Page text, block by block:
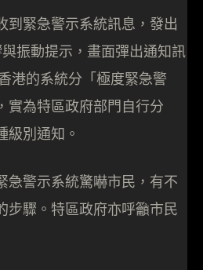
到緊急警示系統訊息，發出
振動提示，畫面彈出通知訊
港的系統分「極度緊急警
實為特區政府部門自行分
級別通知。
急警示系統驚嚇市民，有不
步驟。特區政府亦呼籲市民